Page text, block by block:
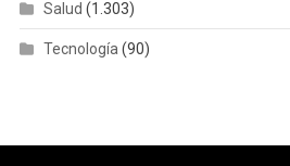
Salud (1.303)
Tecnología(90)